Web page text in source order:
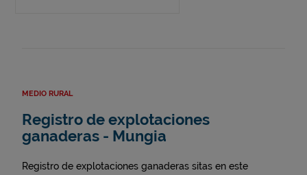
MEDIO RURAL
Registro de explotaciones
ganaderas - Mungia
Registro de explotaciones ganaderas sitas en este